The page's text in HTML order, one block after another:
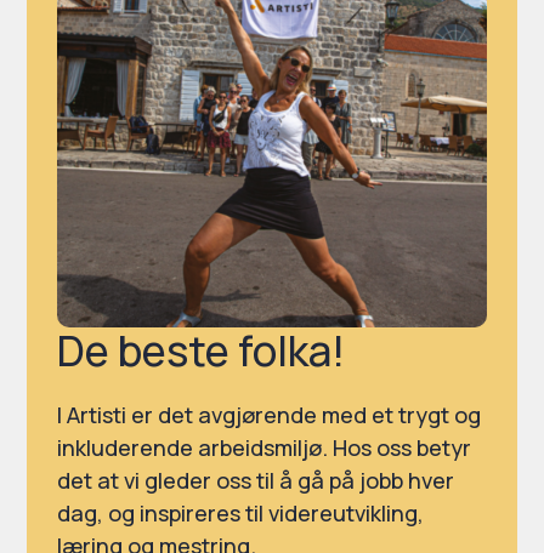
De beste folka!
I Artisti er det avgjørende med et trygt og
inkluderende arbeidsmiljø. Hos oss betyr
det at vi gleder oss til å gå på jobb hver
dag, og inspireres til videreutvikling,
læring og mestring.